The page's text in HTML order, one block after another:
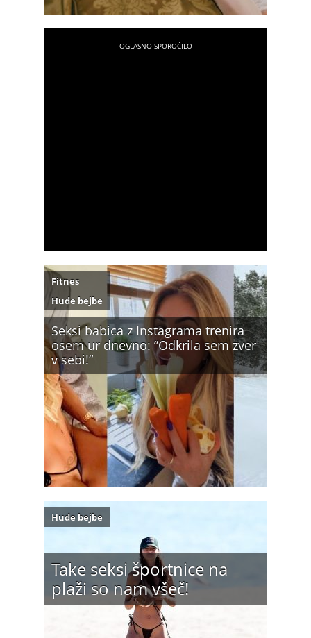
Seksi babica z Instagrama trenira
osem ur dnevno: ”Odkrila sem zver
v sebi!”
Fitnes
Hude bejbe
Take seksi športnice na
plaži so nam všeč!
Hude bejbe